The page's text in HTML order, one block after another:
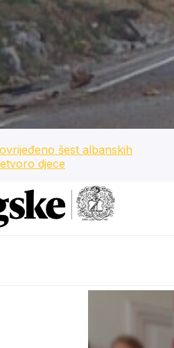
šest albanskih
djece